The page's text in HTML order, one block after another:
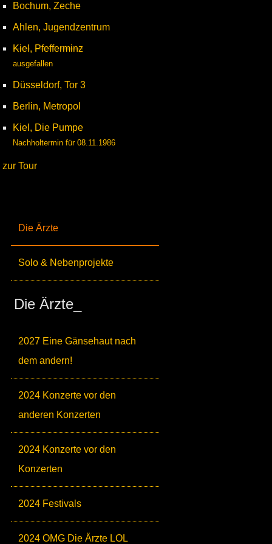
Die Ärzte
Solo & Nebenprojekte
Die Ärzte_
2027 Eine Gänsehaut nach
dem andern!
2024 Konzerte vor den
anderen Konzerten
2024 Konzerte vor den
Konzerten
2024 Festivals
2024 OMG Die Ärzte LOL
Bochum, Zeche
Ahlen, Jugendzentrum
Kiel, Pfefferminz
ausgefallen
Düsseldorf, Tor 3
Berlin, Metropol
Kiel, Die Pumpe
Nachholtermin für 08.11.1986
zur Tour